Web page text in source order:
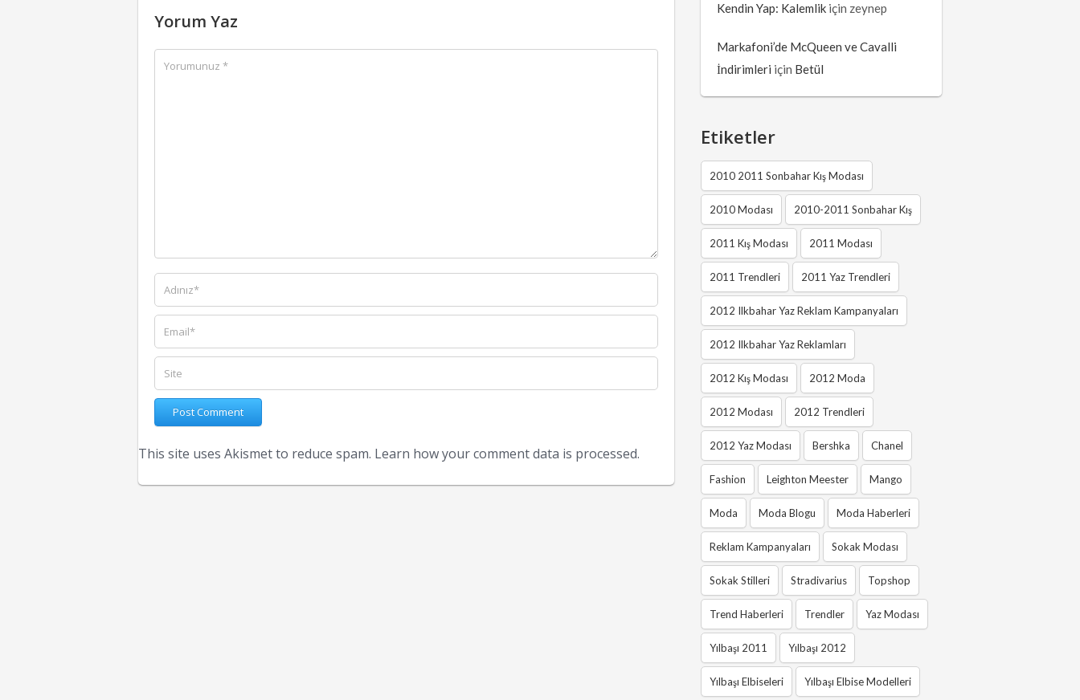
Yorum Yaz
This site uses Akismet to reduce spam. Learn how your comment data is processed.
Kendin Yap: Kalemlik için zeynep
Markafoni’de McQueen ve Cavalli
İndirimleri için Betül
Etiketler
2010 2011 Sonbahar Kış Modası
2010 Modası 2010-2011 Sonbahar Kış
2011 Kış Modası 2011 Modası
2011 Trendleri 2011 Yaz Trendleri
2012 Ilkbahar Yaz Reklam Kampanyaları
2012 Ilkbahar Yaz Reklamları
2012 Kış Modası 2012 Moda
2012 Modası 2012 Trendleri
2012 Yaz Modası Bershka Chanel
Fashion Leighton Meester Mango
Moda Moda Blogu Moda Haberleri
Reklam Kampanyaları Sokak Modası
Sokak Stilleri Stradivarius Topshop
Trend Haberleri Trendler Yaz Modası
Yılbaşı 2011 Yılbaşı 2012
Yılbaşı Elbiseleri Yılbaşı Elbise Modelleri